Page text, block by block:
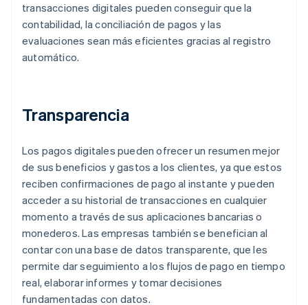
transacciones digitales pueden conseguir que la
contabilidad, la conciliación de pagos y las
evaluaciones sean más eficientes gracias al registro
automático.
Transparencia
Los pagos digitales pueden ofrecer un resumen mejor
de sus beneficios y gastos a los clientes, ya que estos
reciben confirmaciones de pago al instante y pueden
acceder a su historial de transacciones en cualquier
momento a través de sus aplicaciones bancarias o
monederos. Las empresas también se benefician al
contar con una base de datos transparente, que les
permite dar seguimiento a los flujos de pago en tiempo
real, elaborar informes y tomar decisiones
fundamentadas con datos.